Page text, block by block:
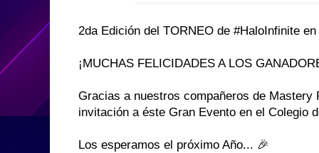
2da Edición del TORNEO de #HaloInfinite
¡MUCHAS FELICIDADES A LOS
Gracias a nuestros compañeros de Mastery
invitación a éste Gran Evento en el Colegio
Los esperamos el próximo Año... 🎉